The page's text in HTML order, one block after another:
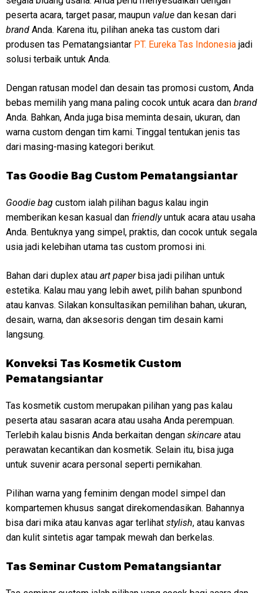
peserta acara, target pasar, maupun value dan kesan dari
brand Anda. Karena itu, pilihan aneka tas custom dari
produsen tas Pematangsiantar PT. Eureka Tas Indonesia jadi
solusi terbaik untuk Anda.
Dengan ratusan model dan desain tas promosi custom, Anda
bebas memilih yang mana paling cocok untuk acara dan brand
Anda. Bahkan, Anda juga bisa meminta desain, ukuran, dan
warna custom dengan tim kami. Tinggal tentukan jenis tas
dari masing-masing kategori berikut.
Tas Goodie Bag Custom Pematangsiantar
Goodie bag custom ialah pilihan bagus kalau ingin
memberikan kesan kasual dan friendlyuntuk acara atau usaha
Anda. Bentuknya yang simpel, praktis, dan cocok untuk segala
usia jadi kelebihan utama tas custom promosi ini.
Bahan dari duplex atau art paperbisa jadi pilihan untuk
estetika. Kalau mau yang lebih awet, pilih bahan spunbond
atau kanvas. Silakan konsultasikan pemilihan bahan, ukuran,
desain, warna, dan aksesoris dengan tim desain kami
langsung.
Konveksi Tas Kosmetik Custom
Pematangsiantar
Tas kosmetik custom merupakan pilihan yang pas kalau
peserta atau sasaran acara atau usaha Anda perempuan.
Terlebih kalau bisnis Anda berkaitan dengan skincare atau
perawatan kecantikan dan kosmetik. Selain itu, bisa juga
untuk suvenir acara personal seperti pernikahan.
Pilihan warna yang feminim dengan model simpel dan
kompartemen khusus sangat direkomendasikan. Bahannya
bisa dari mika atau kanvas agar terlihat stylish, atau kanvas
dan kulit sintetis agar tampak mewah dan berkelas.
Tas Seminar Custom Pematangsiantar